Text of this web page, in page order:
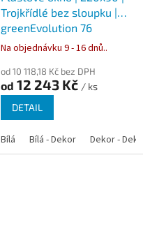
Trojkřídlé bez sloupku |
greenEvolution 76
Na objednávku 9 - 16 dnů..
od 10 118,18 Kč bez DPH
od 12 243 Kč / ks
DETAIL
Bílá Bílá - Dekor Dekor - Dekor